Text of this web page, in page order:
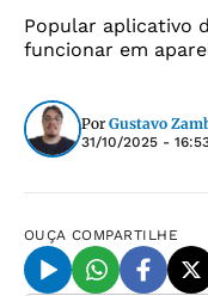
Popular aplicativo
funcionar em
Por Gustavo
31/10/2025 -
OUÇA COMPARTILHE